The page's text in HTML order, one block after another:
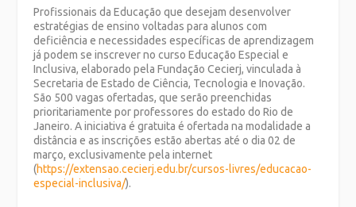
Profissionais da Educação que desejam desenvolver
estratégias de ensino voltadas para alunos com
deficiência e necessidades específicas de aprendizagem
já podem se inscrever no curso Educação Especial e
Inclusiva, elaborado pela Fundação Cecierj, vinculada à
Secretaria de Estado de Ciência, Tecnologia e Inovação.
São 500 vagas ofertadas, que serão preenchidas
prioritariamente por professores do estado do Rio de
Janeiro. A iniciativa é gratuita é ofertada na modalidade a
distância e as inscrições estão abertas até o dia 02 de
março, exclusivamente pela internet
(https://extensao.cecierj.edu.br/cursos-livres/educacao-
especial-inclusiva/).